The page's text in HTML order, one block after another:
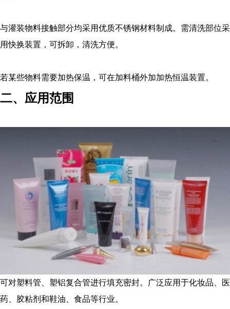
与灌装物料接触部分均采用优质不锈钢材料制成。需清洗部位采
用快换装置，可拆卸，清洗方便。
若某些物料需要加热保温，可在加料桶外加加热恒温装置。
二、应用范围
可对塑料管、塑铝复合管进行填充密封。广泛应用于化妆品、医
药、胶粘剂和鞋油、食品等行业。